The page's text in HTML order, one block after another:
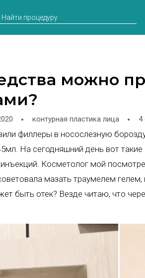
можно
контурная пластика лица 4
филлеры в носослезную
На сегодняшний день вот
Косметолог мой
мазать траумелем гелем,
быть отек? Везде читаю, что